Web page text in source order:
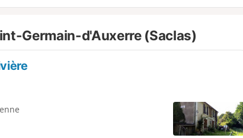
Germain-d'Auxerre (Saclas)